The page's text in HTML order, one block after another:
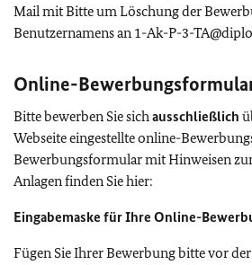
Mail mit Bitte um Löschung der
Benutzernamens an 1-Ak-P-3-
Online-
Bitte bewerben Sie sichausschließlich
Webseite eingestellte online-
Bewerbungsformular mit Hinweisen
Anlagen finden Sie hier:
Eingabemaske für Ihre Online-
Fügen Sie Ihrer Bewerbung bitte vor